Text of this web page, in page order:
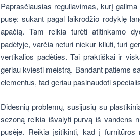
Paprasčiausias reguliavimas, kurį
pusę: sukant pagal laikrodžio rodyklę
apačią. Tam reikia turėti atitinkamo
padėtyje, varčia neturi niekur kliūti, turi
vertikalios padėties. Tai praktiškai ir
geriau kviesti meistrą. Bandant patiems
elementus, tad geriau pasinaudoti
Didesnių problemų, susijusių su
sezoną reikia išvalyti purvą iš vandens
pusėje. Reikia įsitikinti, kad į furnitūros